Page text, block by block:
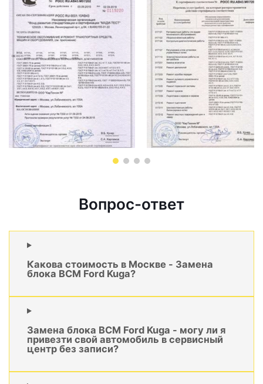
Вопрос-ответ
Какова стоимость в Москве - Замена
блока BCM Ford Kuga?
Замена блока BCM Ford Kuga - могу ли я
привезти свой автомобиль в сервисный
центр без записи?